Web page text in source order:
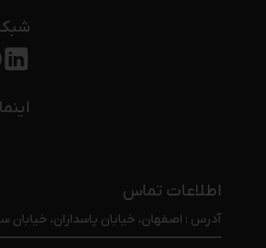
اطلاعات تماس
آدرس : اصفهان، خیابان پاسداران، خیابان